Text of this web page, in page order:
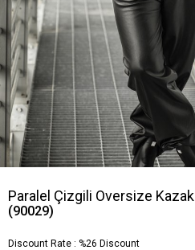
Paralel Çizgili Oversize Kazak
(90029)
Discount Rate : %26 Discount